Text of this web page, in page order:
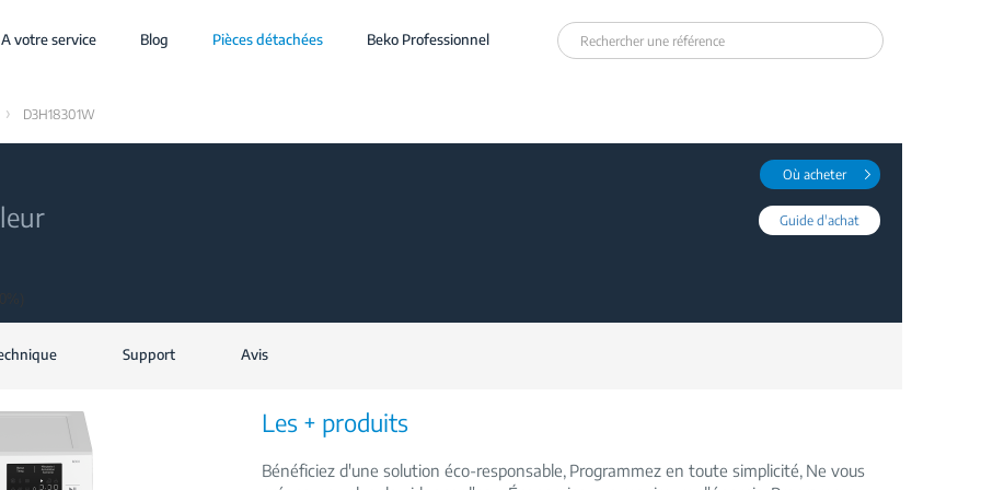
A votre service Blog Pièces détachées Beko Professionnel
D3H18301W
Où acheter
Guide d'achat
Support Avis
Les + produits
Bénéficiez d'une solution éco-responsable Programmez en toute simplicité Ne vous